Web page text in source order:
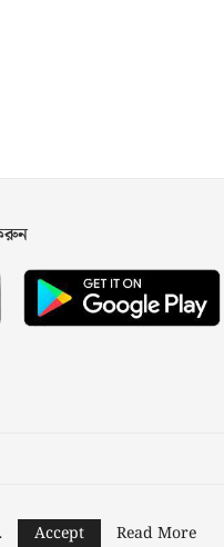
byNusratech Pte Ltd.
Accept Read More